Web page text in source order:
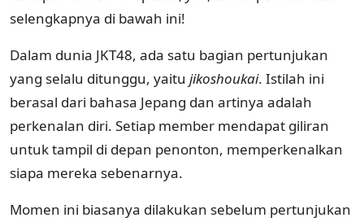
selengkapnya di bawah ini!
Dalam dunia JKT48, ada satu bagian pertunjukan
yang selalu ditunggu, yaitu jikoshoukai. Istilah ini
berasal dari bahasa Jepang dan artinya adalah
perkenalan diri. Setiap member mendapat giliran
untuk tampil di depan penonton, memperkenalkan
siapa mereka sebenarnya.
Momen ini biasanya dilakukan sebelum pertunjukan